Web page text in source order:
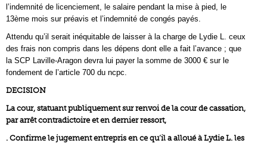
l’indemnité de licenciement, le salaire pendant la mise à pied, le
13ème mois sur préavis et l’indemnité de congés payés.
Attendu qu’il serait inéquitable de laisser à la charge de Lydie L. ceux
des frais non compris dans les dépens dont elle a fait l’avance ; que
la SCP Laville-Aragon devra lui payer la somme de 3000 € sur le
fondement de l’article 700 du ncpc.
DECISION
La cour, statuant publiquement sur renvoi de la cour de cassation,
par arrêt contradictoire et en dernier ressort,
. Confirme le jugement entrepris en ce qu’il a alloué à Lydie L. les